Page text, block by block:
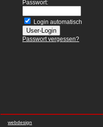
Passwort:
Login automatisch
Passwort vergessen?
webdesign